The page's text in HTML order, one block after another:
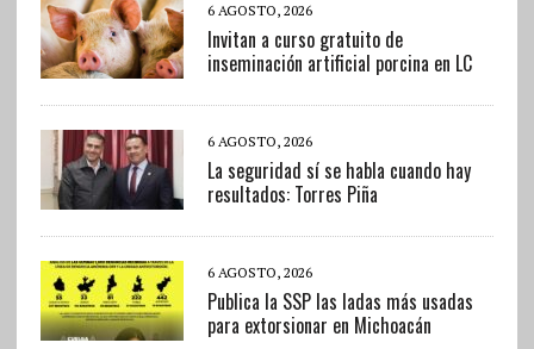
6 AGOSTO, 2026
Invitan a curso gratuito de
inseminación artificial porcina en LC
6 AGOSTO, 2026
La seguridad sí se habla cuando hay
resultados: Torres Piña
6 AGOSTO, 2026
Publica la SSP las ladas más usadas
para extorsionar en Michoacán